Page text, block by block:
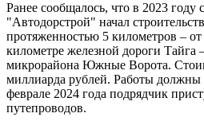
Ранее сообщалось, что в 2023 году
"Автодорстрой" начал
протяженностью 5 километров – от
километре железной дороги Тайга
микрорайона Южные Ворота.
миллиарда рублей. Работы должны
феврале 2024 года подрядчик
путепроводов.